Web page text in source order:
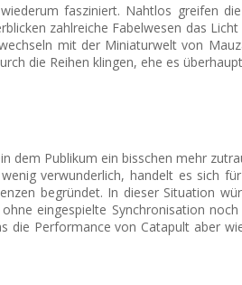
fasziniert. Nahtlos greifen
zahlreiche Fabelwesen das
mit der Miniaturwelt von
die Reihen klingen, ehe es
dem Publikum ein bisschen mehr
verwunderlich, handelt es sich
begründet. In dieser Situation
eingespielte Synchronisation
die Performance von Catapult aber